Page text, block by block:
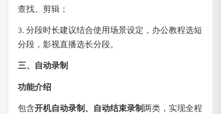
查找、剪辑；
3. 分段时长建议结合使用场景设定，办公教程选短
分段，影视直播选长分段。
三、自动录制
功能介绍
包含开机自动录制、自动结束录制 两类，实现全程